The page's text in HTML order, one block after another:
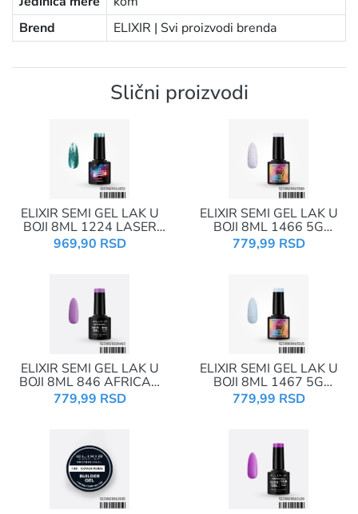
Brend
ELIXIR | Svi proizvodi brenda
Slični proizvodi
ELIXIR SEMI GEL LAK U
BOJI 8ML 1224 LASER
DIAMOND CHARTREUSE
969,90 RSD
ELIXIR SEMI GEL LAK U
BOJI 8ML 1466 5G
GLITTER CHANTERELLE
PURPLE
779,99 RSD
ELIXIR SEMI GEL LAK U
BOJI 8ML 846 AFRICAN
VIOLET
779,99 RSD
ELIXIR SEMI GEL LAK U
BOJI 8ML 1467 5G
GLITTER SPOTTED
POWDER BLUE
779,99 RSD